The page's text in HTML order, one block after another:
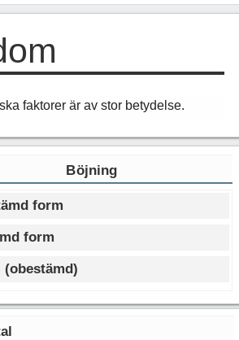
faktorer är av stor betydelse.
Böjning
form
form
(obestämd)